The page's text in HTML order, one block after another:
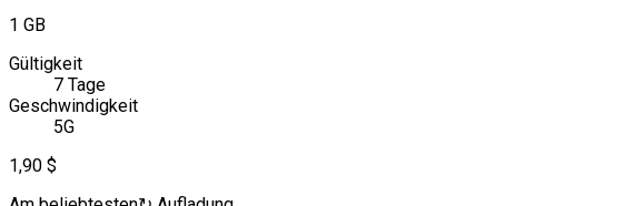
1 GB
Gültigkeit
7 Tage
Geschwindigkeit
5G
1,90 $